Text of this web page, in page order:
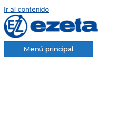
Ir al contenido
Menú principal